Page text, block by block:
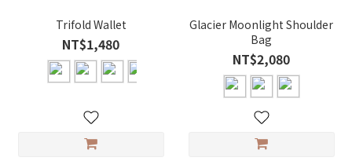
Trifold Wallet
NT$1,480
Glacier Moonlight Shoulder
Bag
NT$2,080